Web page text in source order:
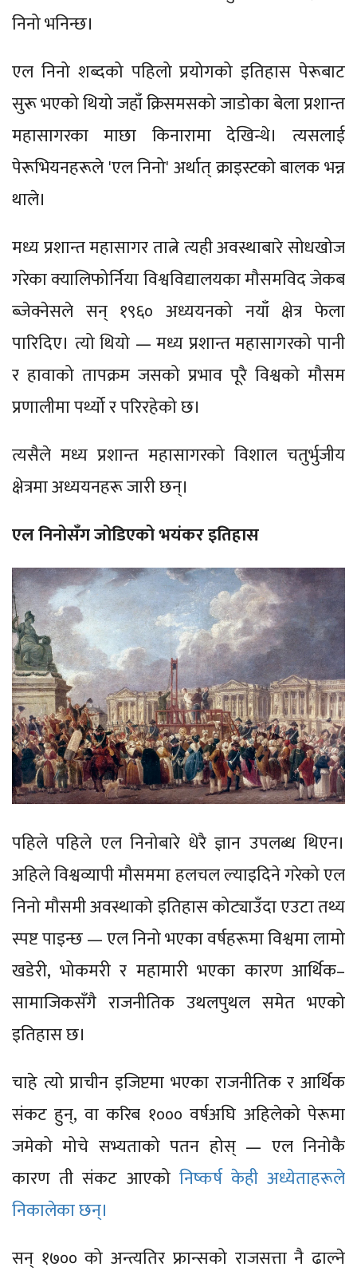
निनो भनिन्छ।
एल निनो शब्दको पहिलो प्रयोगको इतिहास पेरूबाट
सुरू भएको थियो जहाँ क्रिसमसको जाडोका बेला प्रशान्त
महासागरका माछा किनारामा देखिन्थे। त्यसलाई
पेरूभियनहरूले 'एल निनो' अर्थात् क्राइस्टको बालक भन्न
थाले।
मध्य प्रशान्त महासागर तात्ने त्यही अवस्थाबारे सोधखोज
गरेका क्यालिफोर्निया विश्वविद्यालयका मौसमविद जेकब
ब्जेक्नेसले सन् १९६० अध्ययनको नयाँ क्षेत्र फेला
पारिदिए। त्यो थियो — मध्य प्रशान्त महासागरको पानी
र हावाको तापक्रम जसको प्रभाव पूरै विश्वको मौसम
प्रणालीमा पर्थ्यो र परिरहेको छ।
त्यसैले मध्य प्रशान्त महासागरको विशाल चतुर्भुजीय
क्षेत्रमा अध्ययनहरू जारी छन्।
एल निनोसँग जोडिएको भयंकर इतिहास
पहिले पहिले एल निनोबारे धेरै ज्ञान उपलब्ध थिएन।
अहिले विश्वव्यापी मौसममा हलचल ल्याइदिने गरेको एल
निनो मौसमी अवस्थाको इतिहास कोट्याउँदा एउटा तथ्य
स्पष्ट पाइन्छ — एल निनो भएका वर्षहरूमा विश्वमा लामो
खडेरी, भोकमरी र महामारी भएका कारण आर्थिक–
सामाजिकसँगै राजनीतिक उथलपुथल समेत भएको
इतिहास छ।
चाहे त्यो प्राचीन इजिप्टमा भएका राजनीतिक र आर्थिक
संकट हुन्, वा करिब १००० वर्षअघि अहिलेको पेरूमा
जमेको मोचे सभ्यताको पतन होस् — एल निनोकै
कारण ती संकट आएको निष्कर्ष केही अध्येताहरूले
निकालेका छन्।
सन् १७०० को अन्त्यतिर फ्रान्सको राजसत्ता नै ढाल्ने